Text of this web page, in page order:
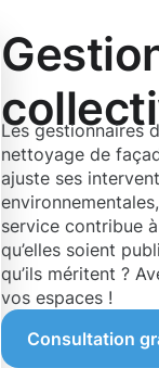
Les gestionnaires
nettoyage de
ajuste ses
service contribue
qu’elles soient
qu’ils méritent ?
vos espaces !
Consultation